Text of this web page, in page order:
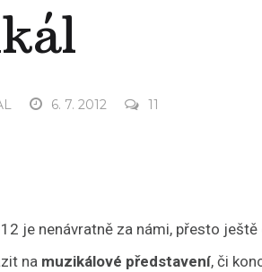
6. 7. 2012 11
je nenávratně za námi, přesto
na muzikálové představení, či